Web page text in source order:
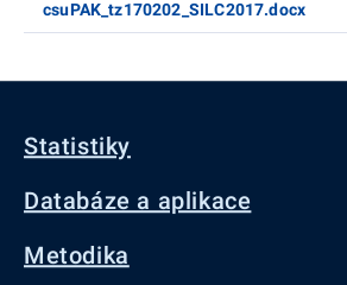
csuPAK_tz170202_SILC2017.docx
Statistiky
Databáze a aplikace
Metodika